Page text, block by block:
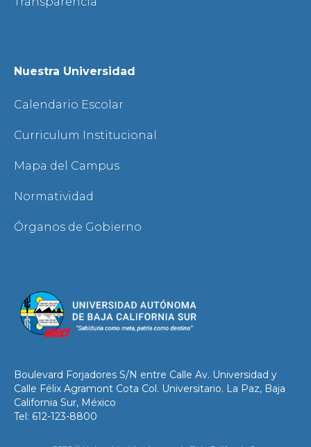
Nuestra Universidad
Calendario Escolar
Curriculum Institucional
Mapa del Campus
Normatividad
Órganos de Gobierno
Boulevard Forjadores S/N entre Calle Av. Universidad y
Calle Félix Agramont Cota Col. Universitario. La Paz, Baja
California Sur, México
Tel: 612-123-8800